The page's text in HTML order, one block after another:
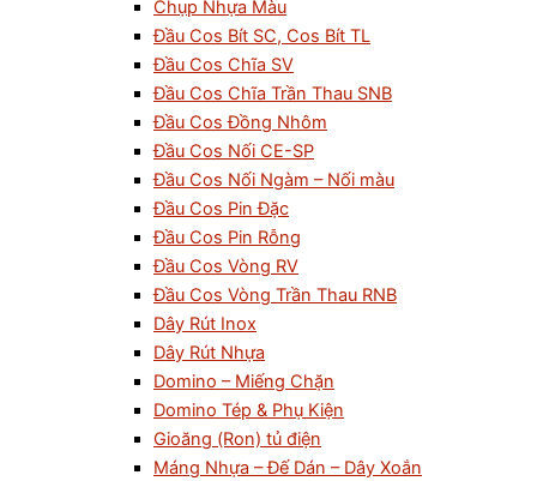
Chụp Nhựa Màu
Đầu Cos Bít SC, Cos Bít TL
Đầu Cos Chĩa SV
Đầu Cos Chĩa Trần Thau SNB
Đầu Cos Đồng Nhôm
Đầu Cos Nối CE-SP
Đầu Cos Nối Ngàm – Nối màu
Đầu Cos Pin Đặc
Đầu Cos Pin Rỗng
Đầu Cos Vòng RV
Đầu Cos Vòng Trần Thau RNB
Dây Rút Inox
Dây Rút Nhựa
Domino – Miếng Chặn
Domino Tép & Phụ Kiện
Gioăng (Ron) tủ điện
Máng Nhựa – Đế Dán – Dây Xoắn